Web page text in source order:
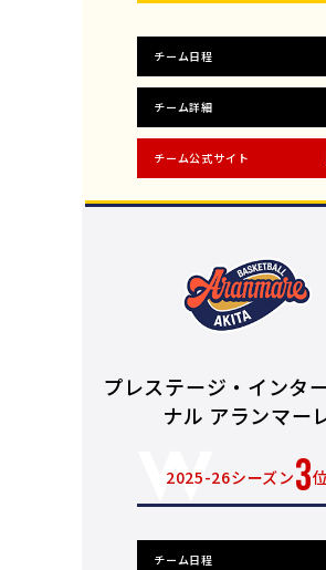
チーム日程
チーム詳細
チーム公式サイト
プレステージ・インタ
ナル アランマー
2025-26シーズン3
チーム日程